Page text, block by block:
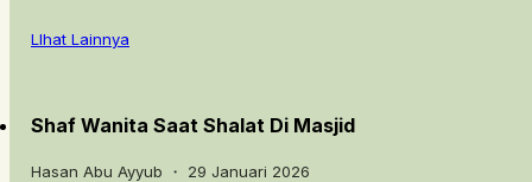
LIhat Lainnya
Shaf Wanita Saat Shalat Di Masjid
Hasan Abu Ayyub ・ 29 Januari 2026